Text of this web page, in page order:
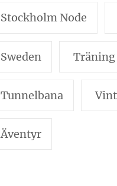
Stockholm Node
Sweden Träning
Tunnelbana
Äventyr